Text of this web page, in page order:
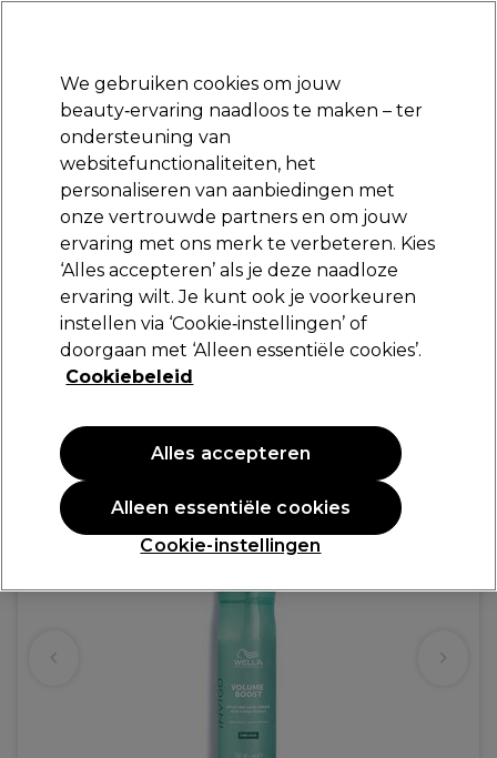
Aanmelden
Merken Deals Haar Elektra
Volgende dag geleverd*
Na verzending, maandag t/m vrijdag
Wella Professionals
Wella Professionals Invigo Volume Boost
Spray 150ml
(1
We gebruiken cookies om jouw
beauty‑ervaring naadloos te maken – ter
ondersteuning van
websitefunctionaliteiten, het
personaliseren van aanbiedingen met
onze vertrouwde partners en om jouw
ervaring met ons merk te verbeteren. Kies
‘Alles accepteren’ als je deze naadloze
ervaring wilt. Je kunt ook je voorkeuren
instellen via ‘Cookie‑instellingen’ of
doorgaan met ‘Alleen essentiële cookies’.
Cookiebeleid
Cookie-instellingen
Alleen essentiële cookies
Alles accepteren